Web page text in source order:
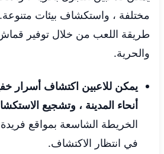
مختلفة ، واستكشاف بيئات
طريقة اللعب من خلال توفير قماش
والحرية.
يمكن للاعبين اكتشاف أسرار
أنحاء المدينة ، وتشجيع
الخريطة الشاسعة بمواقع
في انتظار الاكتشاف.